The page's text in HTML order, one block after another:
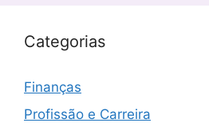
Categorias
Finanças
Profissão e Carreira